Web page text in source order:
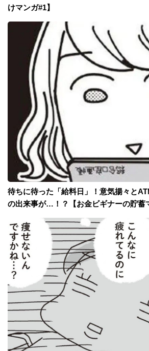
けマンガ#1】
待ちに待った「給料日」！意気揚々と
の出来事が…！？【お金ビギナーの貯蓄